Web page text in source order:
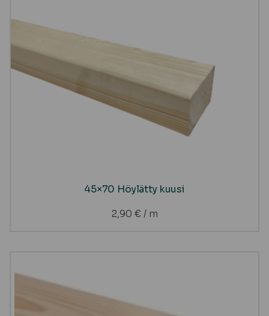
45×70 Höylätty kuusi
2,90 € / m